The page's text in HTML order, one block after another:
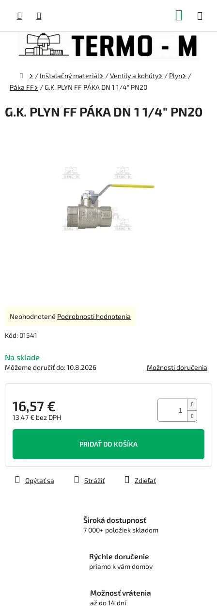
obsah
Domov
/ Inštalačný materiál /Ventily a kohúty / Plyn
/
Páka FF
/G.K. PLYN FF PÁKA DN 1 1/4" PN20
G.K. PLYN FF PÁKA DN 1 1/4" PN20
Kód: 01541
Na sklade
Môžeme doručiť do:10.8.2026 Možnosti doručenia
16,57 €
13,47 € bez DPH
Jednotková
PRIDAŤ DO KOŠÍKA
Opýtať sa Strážiť Zdieľať
Priemerné
produktu
z
5
Neohodnotené Podrobnosti hodnotenia
Široká dostupnosť
7 000+ položiek skladom
Rýchle doručenie
priamo k vám domov
Možnosť vrátenia
až do 14 dní